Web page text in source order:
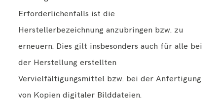
Erforderlichenfalls ist die
Herstellerbezeichnung anzubringen bzw. zu
erneuern. Dies gilt insbesonders auch für alle bei
der Herstellung erstellten
Vervielfältigungsmittel bzw. bei der Anfertigung
von Kopien digitaler Bilddateien.